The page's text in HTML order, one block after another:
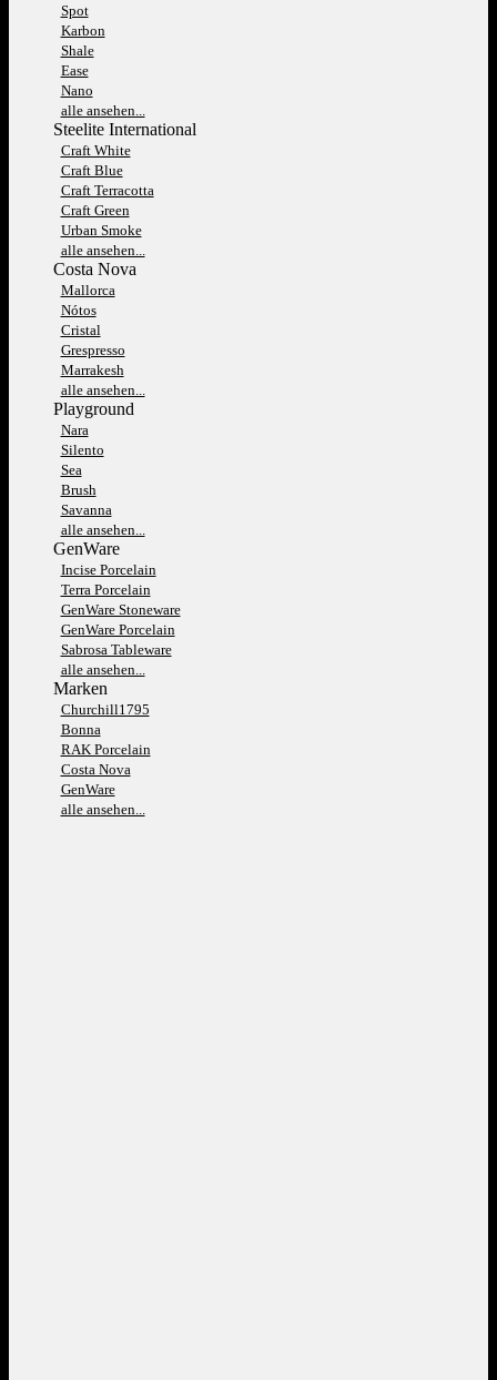
Spot
Karbon
Shale
Ease
Nano
alle ansehen...
Steelite International
Craft White
Craft Blue
Craft Terracotta
Craft Green
Urban Smoke
alle ansehen...
Costa Nova
Mallorca
Nótos
Cristal
Grespresso
Marrakesh
alle ansehen...
Playground
Nara
Silento
Sea
Brush
Savanna
alle ansehen...
GenWare
Incise Porcelain
Terra Porcelain
GenWare Stoneware
GenWare Porcelain
Sabrosa Tableware
alle ansehen...
Marken
Churchill1795
Bonna
RAK Porcelain
Costa Nova
GenWare
alle ansehen...